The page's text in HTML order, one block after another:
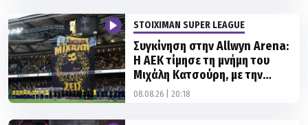
Η ΑΕΚ τίμησε τη μνήμη του
Μιχάλη Κατσούρη, με την
οικογένειά του παρούσα
08.08.26 | 20:18
STOIXIMAN SUPER LEAGUE